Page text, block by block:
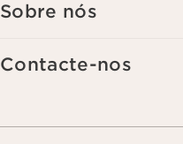
Sobre nós
Contacte-nos